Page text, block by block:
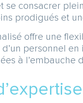
se consacrer
prodigués et
offre une
personnel
à l’embauche